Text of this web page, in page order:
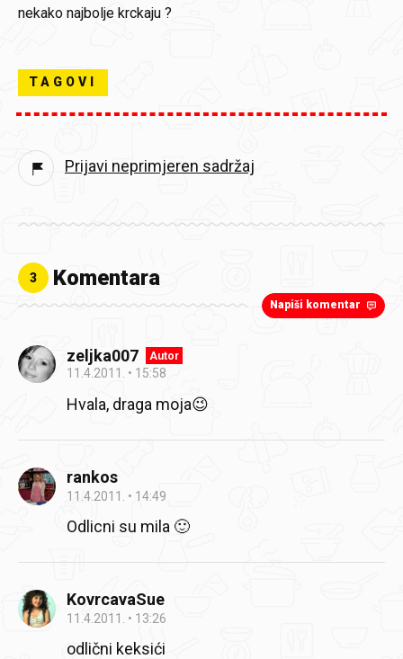
nekako najbolje krckaju ?
TAGOVI
Prijavi neprimjeren sadržaj
3 Komentara
Napiši komentar
zeljka007 Autor
11.4.2011. 15:58
Hvala, draga moja😉
rankos
11.4.2011. 14:49
Odlicni su mila 🙂
KovrcavaSue
11.4.2011. 13:26
odlični keksići